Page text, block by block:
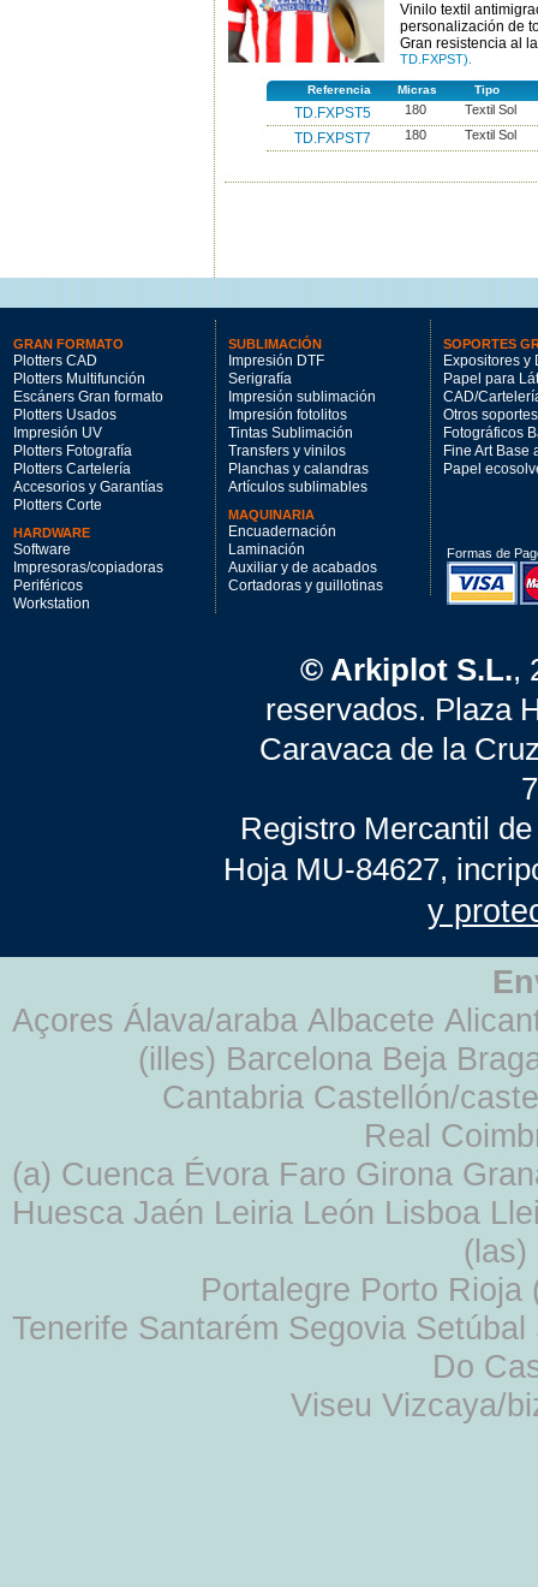
Vinilo textil
personalización de
Gran resistencia al
TD.FXPST).
Referencia Micras Tipo
TD.FXPST5 180 Textil Sol
TD.FXPST7 180 Textil Sol
GRAN FORMATO
Plotters CAD
Plotters Multifunción
Escáners Gran formato
Plotters Usados
Impresión UV
Plotters Fotografía
Plotters Cartelería
Accesorios y Garantías
Plotters Corte
HARDWARE
Software
Impresoras/copiadoras
Periféricos
Workstation
SUBLIMACIÓN
Impresión DTF
Serigrafía
Impresión sublimación
Impresión fotolitos
Tintas Sublimación
Transfers y vinilos
Planchas y calandras
Artículos sublimables
MAQUINARIA
Encuadernación
Laminación
Auxiliar y de acabados
Cortadoras y guillotinas
SOPORTES
Expositores y
Papel para
CAD/
Otros soportes
Fotográficos
Fine Art Base
Papel
Formas de
© Arkiplot S.L.,
reservados. Plaza
Caravaca de la
Registro Mercantil
Hoja MU-84627,
y
Açores Álava/araba Albacete
(illes) Barcelona Beja
Cantabria Castellón/
Real
(a) Cuenca Évora Faro Girona
Huesca Jaén Leiria León Lisboa
Portalegre Porto
Tenerife Santarém Segovia
Do
Viseu Vizcaya/